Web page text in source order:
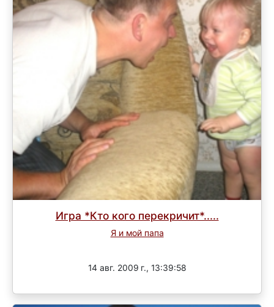
Игра *Кто кого перекричит*.....
Я и мой папа
14 авг. 2009 г., 13:39:58